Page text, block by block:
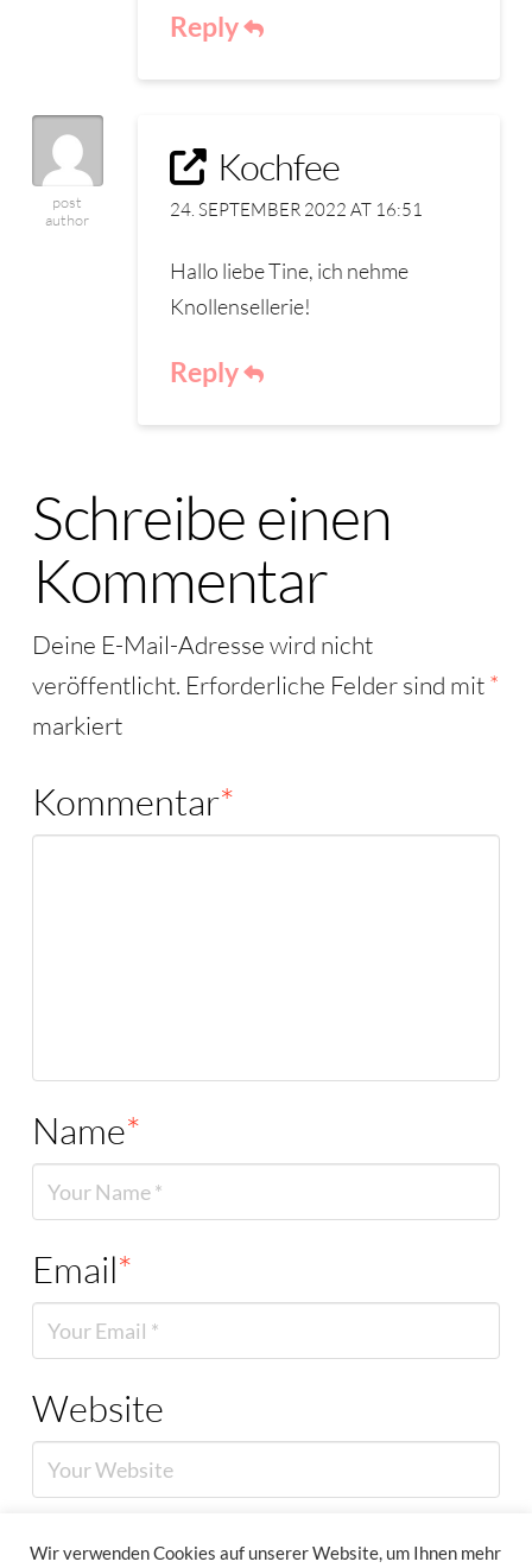
Reply
post
author
Kochfee
24. SEPTEMBER 2022 AT 16:51
Hallo liebe Tine, ich nehme
Knollensellerie!
Reply
Schreibe einen
Kommentar
Deine E-Mail-Adresse wird nicht
veröffentlicht. Erforderliche Felder sind mit*
markiert
Kommentar*
Name*
Email*
Website
Wir verwenden Cookies auf unserer Website, um Ihnen mehr